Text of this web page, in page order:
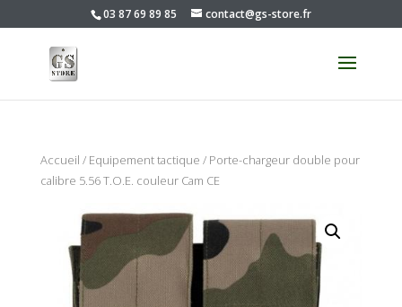
03 87 69 89 85 contact@gs-store.fr
Accueil / Equipement tactique / Porte-chargeur double pour
calibre 5.56 T.O.E. couleur Cam CE